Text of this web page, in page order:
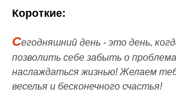
Короткие:
Сегодняшний день - это день,
позволить себе забыть о
наслаждаться жизнью! Желаем
веселья и бесконечного счастья!